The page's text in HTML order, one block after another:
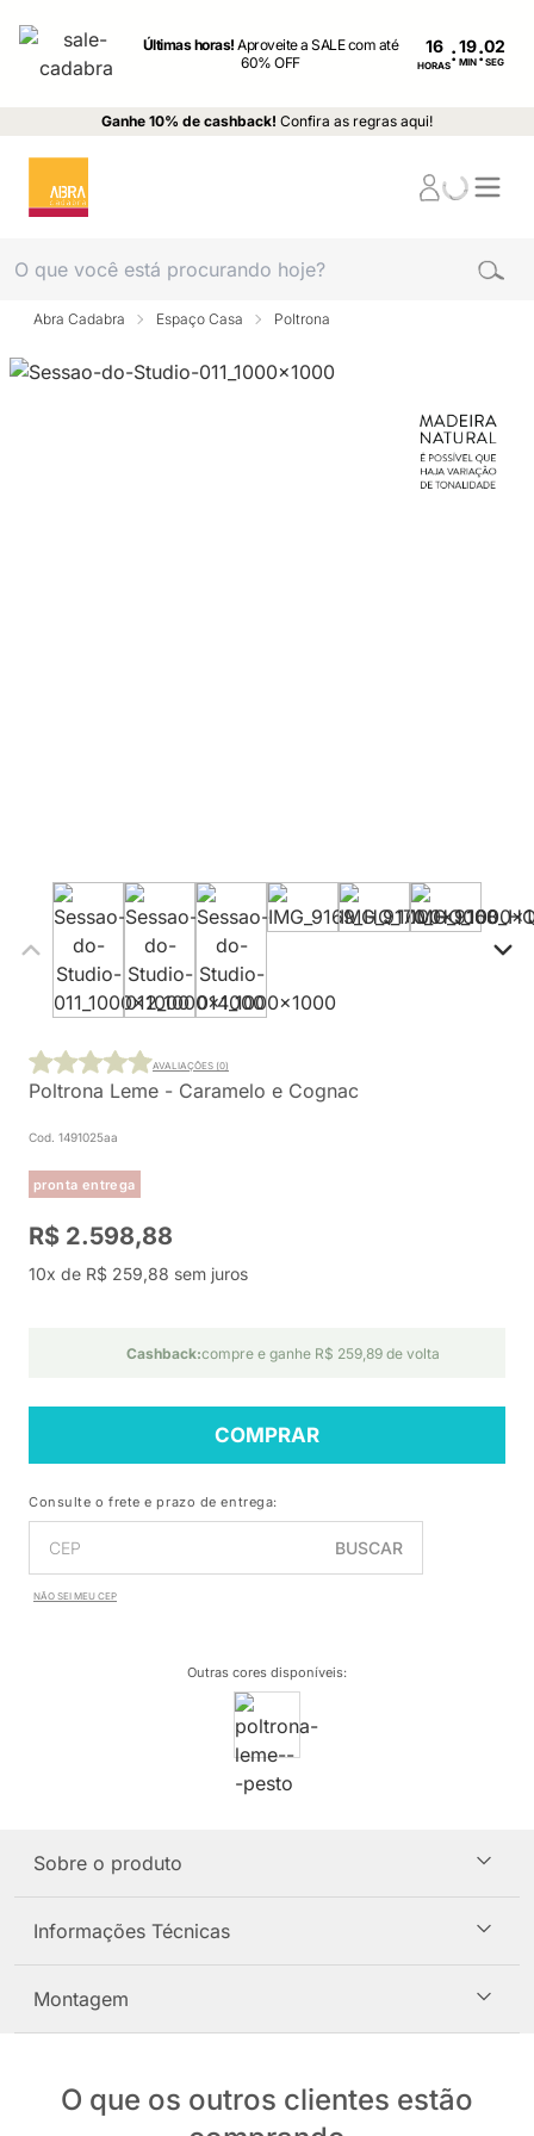
Últimas horas!Aproveite a SALE com até
60% OFF
16
HORAS: MIN : SEG
Ganhe 10% de cashback! Confira as regras aqui!
Abra Cadabra Espaço Casa Poltrona
Poltrona Leme - Caramelo e Cognac
Cod. 1491025aa
pronta entrega
AVALIAÇÕES (0)
R$ 2.598,88
10x de R$ 259,88 sem juros
Cashback:compre e ganhe R$ 259,89 de volta
COMPRAR
Consulte o frete e prazo de entrega:
BUSCAR
NÃO SEI MEU CEP
Outras cores disponíveis:
Sobre o produto
Informações Técnicas
Montagem
O que os outros clientes estão